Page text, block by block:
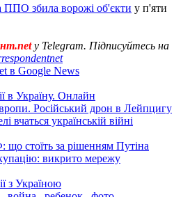
ППО збила ворожі об'єкти у п'яти
у Telegram. Підписуйтесь на
в Google News
в Україну. Онлайн
Російський дрон в Лейпцигу
вчаться українській війні
що стоїть за рішенням Путіна
викрито мережу
з Україною